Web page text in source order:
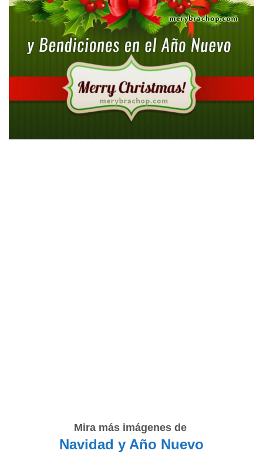
Mira más imágenes de
Navidad y Año Nuevo